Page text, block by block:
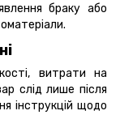
браку або
витрати на
слід лише після
інструкцій щодо